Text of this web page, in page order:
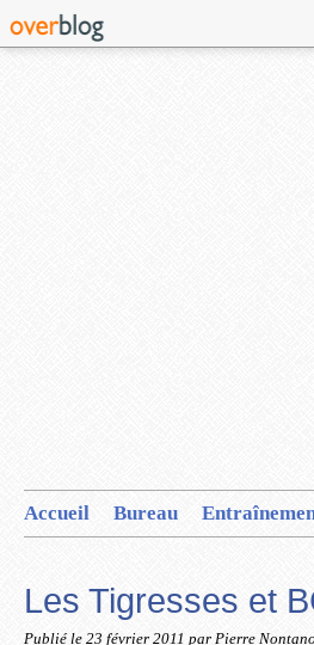
Accueil Bureau
Les Tigresses et
Publié le 23 février 2011 par Pierre